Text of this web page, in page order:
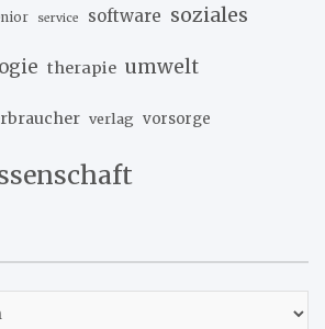
service software soziales
therapie umwelt
verlag vorsorge